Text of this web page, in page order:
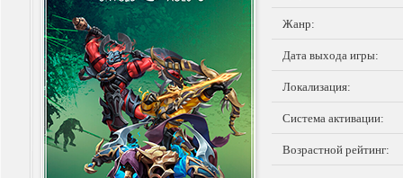
Жанр:
Дата выхода игры:
Локализация:
Система активации:
Возрастной рейтинг: